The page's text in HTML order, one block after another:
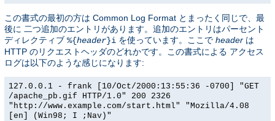
この書式の最初の方は Common Log Format とまったく同じで、最
後に 二つ追加のエントリがあります。追加のエントリはパーセント
ディレクティブ %{header}i を使っています。ここで header は
HTTP のリクエストヘッダのどれかです。この書式による アクセス
ログは以下のような感じになります:
127.0.0.1 - frank [10/Oct/2000:13:55:36 -0700] "GET
/apache_pb.gif HTTP/1.0" 200 2326
"http://www.example.com/start.html" "Mozilla/4.08
[en] (Win98; I ;Nav)"